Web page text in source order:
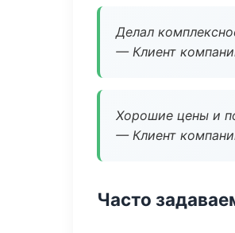
Делал
— Клиент
Хорошие цены и
— Клиент
Часто